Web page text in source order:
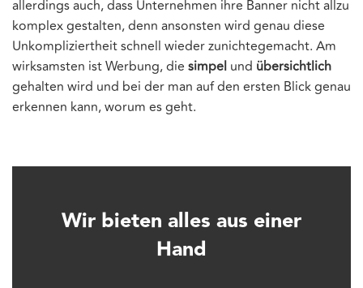
allerdings auch, dass Unternehmen ihre Banner nicht allzu
komplex gestalten, denn ansonsten wird genau diese
Unkompliziertheit schnell wieder zunichtegemacht. Am
wirksamsten ist Werbung, die simpel und übersichtlich
gehalten wird und bei der man auf den ersten Blick genau
erkennen kann, worum es geht.
Wir bieten alles aus einer
Hand